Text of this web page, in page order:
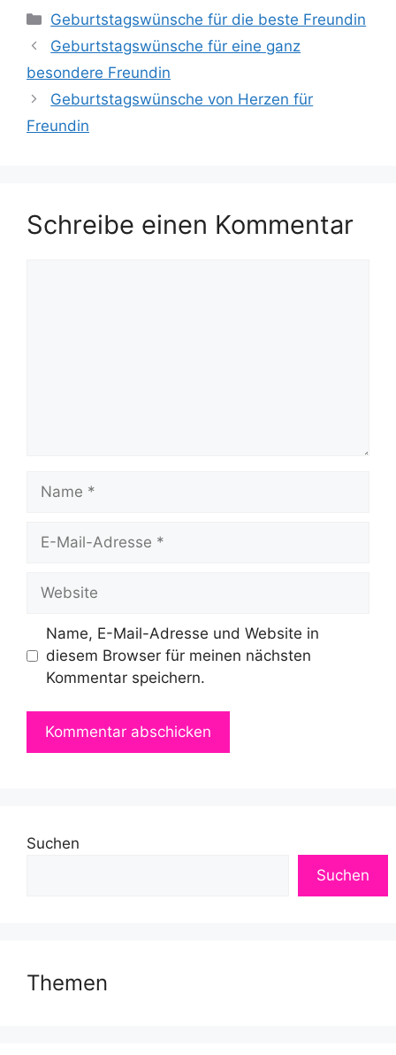
Kategorien
Geburtstagswünsche für die beste Freundin
Geburtstagswünsche für eine ganz
besondere Freundin
Geburtstagswünsche von Herzen für
Freundin
Schreibe einen Kommentar
Mail-
Name, E-Mail-Adresse und Website in
diesem Browser für meinen nächsten
Kommentar speichern.
Suchen
Suchen
Themen